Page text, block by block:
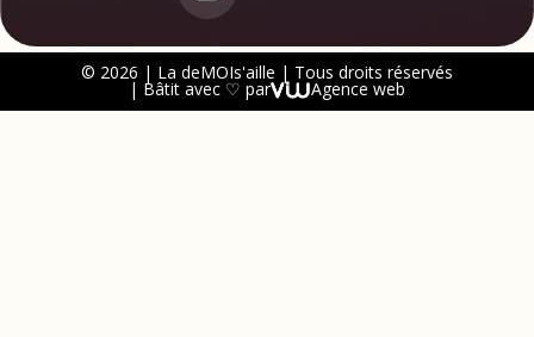
© 2026 | La deMOIs'aille | Tous droits réservés
| Bâtit avec ♡ par Agence web